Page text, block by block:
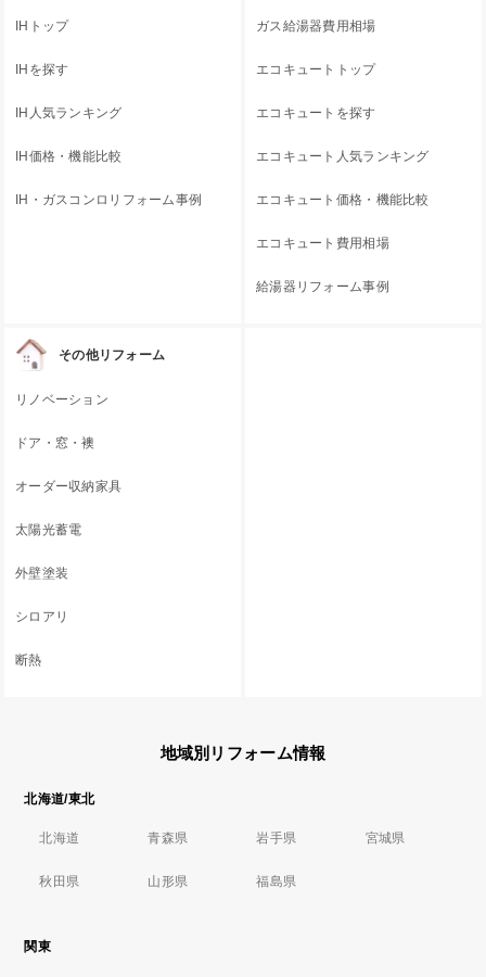
IHトップ
IHを探す
IH人気ランキング
IH価格・機能比較
IH・ガスコンロリフォーム事例
ガス給湯器費用相場
エコキュートトップ
エコキュートを探す
エコキュート人気ランキング
エコキュート価格・機能比較
エコキュート費用相場
給湯器リフォーム事例
その他リフォーム
リノベーション
ドア・窓・襖
オーダー収納家具
太陽光蓄電
外壁塗装
シロアリ
断熱
地域別リフォーム情報
北海道/東北
北海道 青森県 岩手県 宮城県
秋田県 山形県 福島県
関東